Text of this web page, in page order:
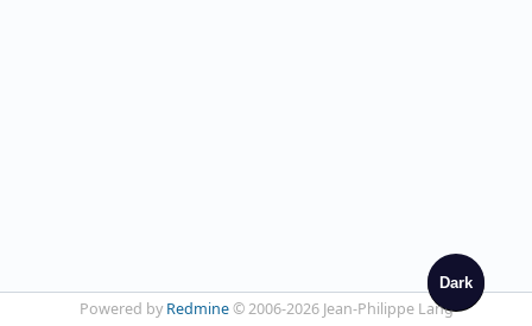
Dark
Powered by Redmine© 2006-2026 Jean-Philippe Lang